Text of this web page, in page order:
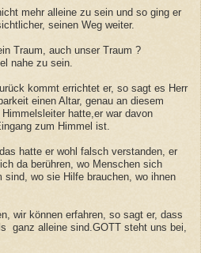
mehr alleine zu sein und so ging er
seinen Weg weiter.
Traum, auch unser Traum ?
nahe zu sein.
kommt errichtet er, so sagt es Herr
einen Altar, genau an diesem
hatte,er war davon
zum Himmel ist.
hatte er wohl falsch verstanden, er
da berühren, wo Menschen sich
wo sie Hilfe brauchen, wo ihnen
wir können erfahren, so sagt er, dass
ganz alleine sind.GOTT steht uns bei,